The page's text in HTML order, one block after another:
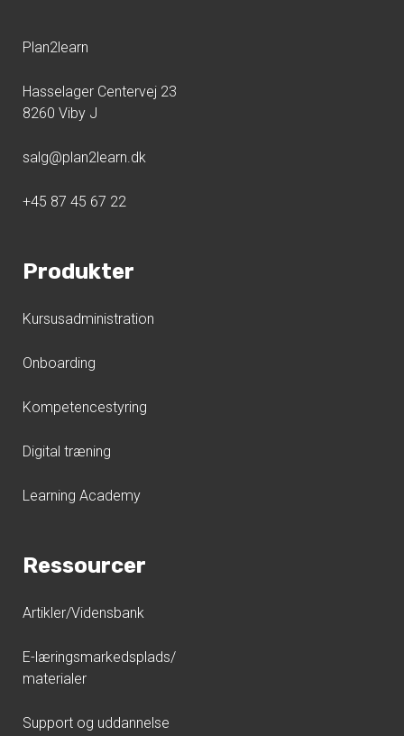
Plan2learn
Hasselager Centervej 23
8260 Viby J
salg@plan2learn.dk
+45 87 45 67 22
Produkter
Kursusadministration
Onboarding
Kompetencestyring
Digital træning
Learning Academy
Ressourcer
Artikler/Vidensbank
E-læringsmarkedsplads/
materialer
Support og uddannelse